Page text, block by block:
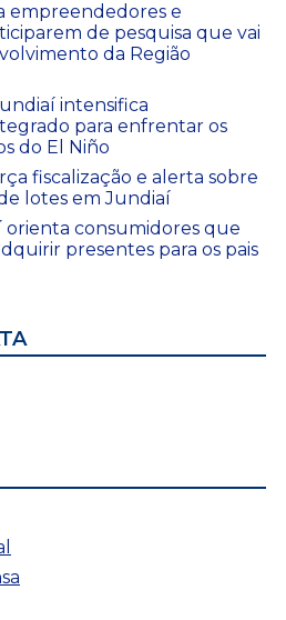
empreendedores e
de pesquisa que vai
da Região
intensifica
para enfrentar os
do El Niño
fiscalização e alerta sobre
lotes em Jundiaí
orienta consumidores que
presentes para os pais